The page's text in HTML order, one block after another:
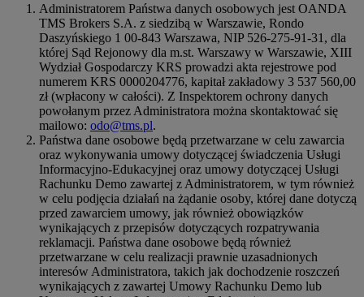
Administratorem Państwa danych osobowych jest OANDA
TMS Brokers S.A. z siedzibą w Warszawie, Rondo
Daszyńskiego 1 00-843 Warszawa, NIP 526-275-91-31, dla
której Sąd Rejonowy dla m.st. Warszawy w Warszawie, XIII
Wydział Gospodarczy KRS prowadzi akta rejestrowe pod
numerem KRS 0000204776, kapitał zakładowy 3 537 560,00
zł (wpłacony w całości). Z Inspektorem ochrony danych
powołanym przez Administratora można skontaktować się
mailowo: odo@tms.pl.
Państwa dane osobowe będą przetwarzane w celu zawarcia
oraz wykonywania umowy dotyczącej świadczenia Usługi
Informacyjno-Edukacyjnej oraz umowy dotyczącej Usługi
Rachunku Demo zawartej z Administratorem, w tym również
w celu podjęcia działań na żądanie osoby, której dane dotyczą
przed zawarciem umowy, jak również obowiązków
wynikających z przepisów dotyczących rozpatrywania
reklamacji. Państwa dane osobowe będą również
przetwarzane w celu realizacji prawnie uzasadnionych
interesów Administratora, takich jak dochodzenie roszczeń
wynikających z zawartej Umowy Rachunku Demo lub